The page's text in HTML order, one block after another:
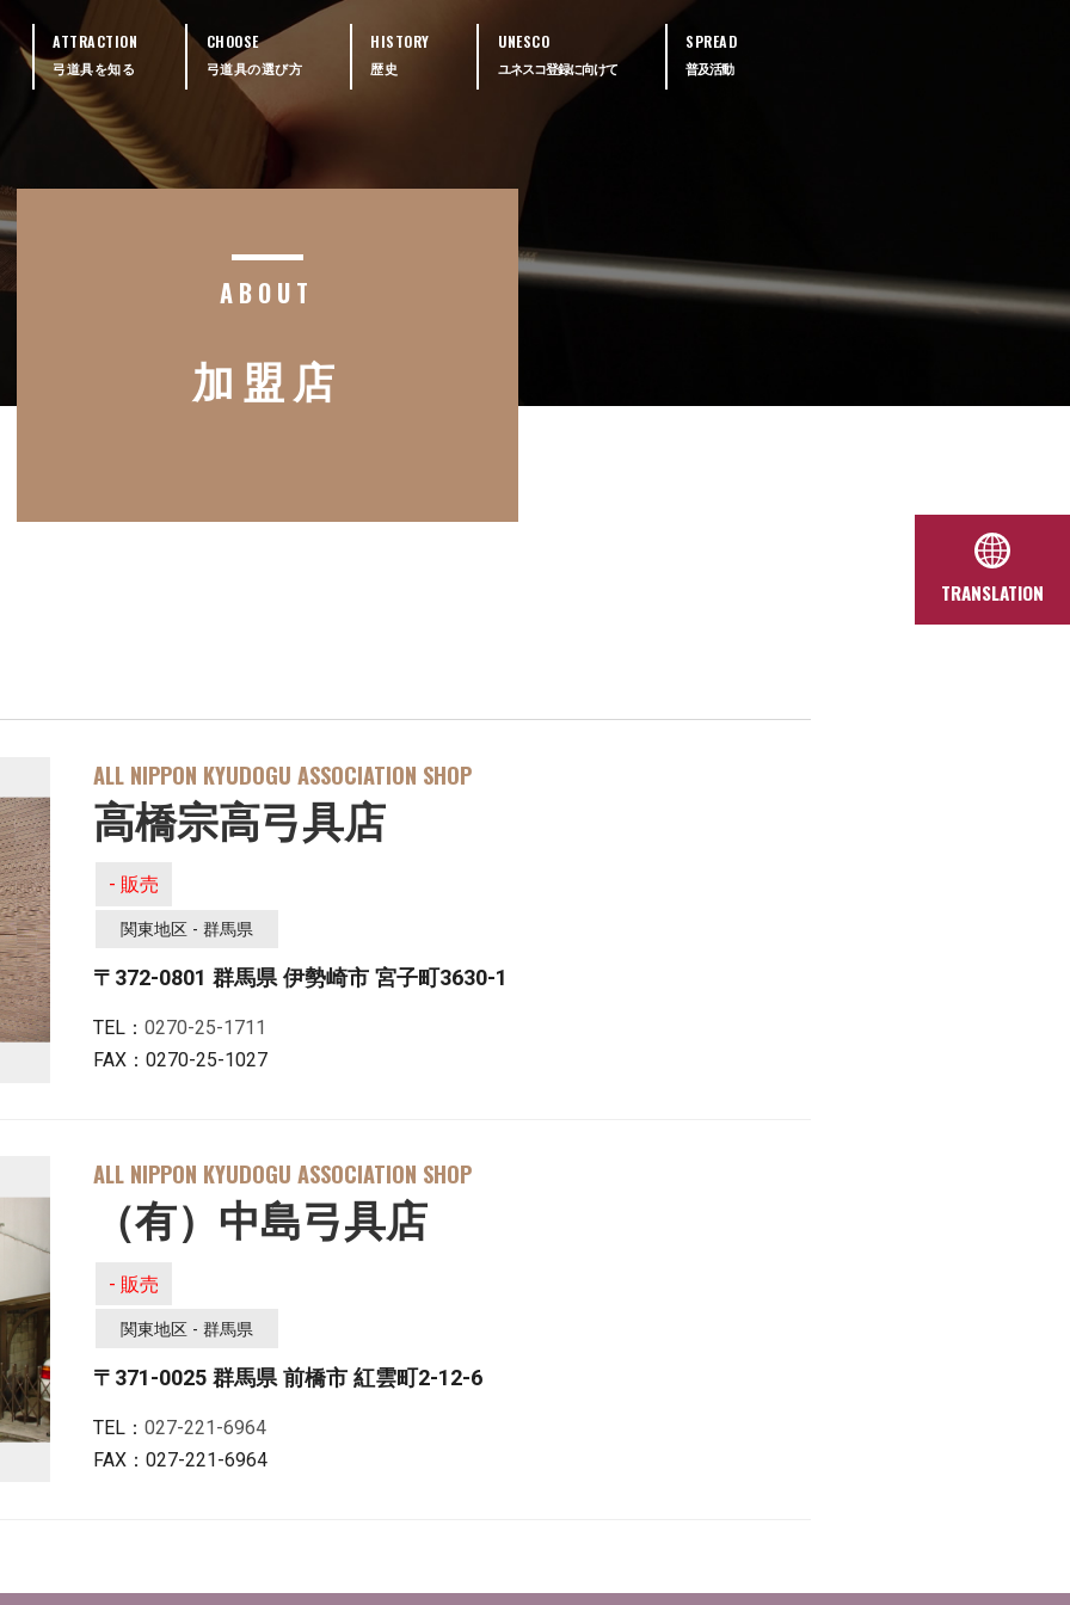
ATTRACTION
弓道具を知る
CHOOSE
弓道具の選び方
HISTORY
歴史
UNESCO
ユネスコ登録に向けて
SPREAD
普及活動
ABOUT
加盟店
ALL NIPPON KYUDOGU ASSOCIATION SHOP
高橋宗高弓具店
- 販売
関東地区 - 群馬県
〒372-0801 群馬県 伊勢崎市 宮子町3630-1
TEL：0270-25-1711
FAX：0270-25-1027
ALL NIPPON KYUDOGU ASSOCIATION SHOP
（有）中島弓具店
- 販売
関東地区 - 群馬県
〒371-0025 群馬県 前橋市 紅雲町2-12-6
TEL：027-221-6964
FAX：027-221-6964
TRANSLATION